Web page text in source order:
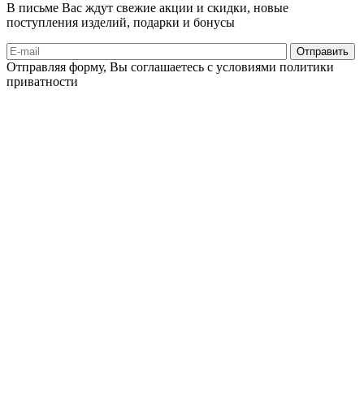
В письме Вас ждут свежие акции и скидки, новые
поступления изделий, подарки и бонусы
Отправляя форму, Вы соглашаетесь с условиями политики
приватности